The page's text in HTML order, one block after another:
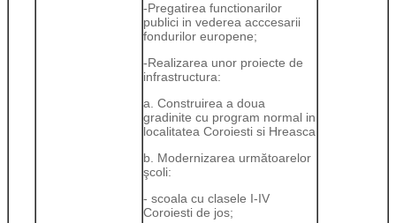
-Pregatirea functionarilor
publici in vederea acccesarii
fondurilor europene;
-Realizarea unor proiecte de
infrastructura:
a. Construirea a doua
gradinite cu program normal in
localitatea Coroiesti si Hreasca
b. Modernizarea următoarelor
şcoli:
- scoala cu clasele I-IV
Coroiesti de jos;